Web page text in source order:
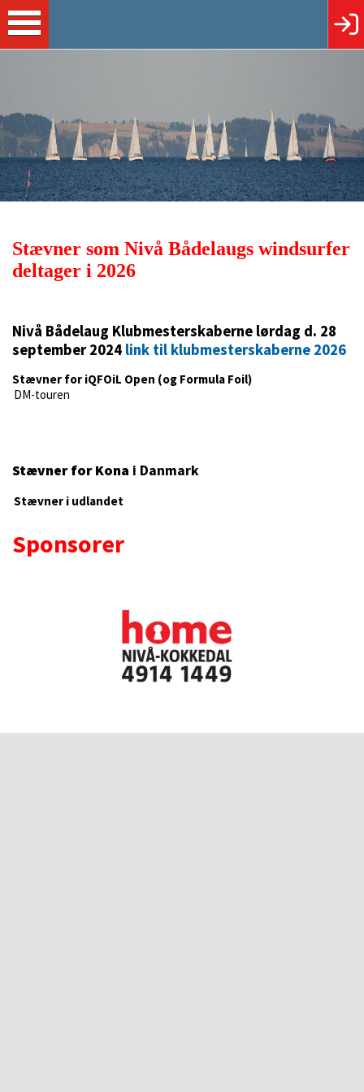
Stævner som Nivå Bådelaugs windsurfer
deltager i 2026
Nivå Bådelaug Klubmesterskaberne lørdag d. 28
september 2024 link til klubmesterskaberne 2026
Stævner for iQFOiL Open (og Formula Foil)
DM-touren
Stævner for Kona i Danmark
Stævner i udlandet
Sponsorer